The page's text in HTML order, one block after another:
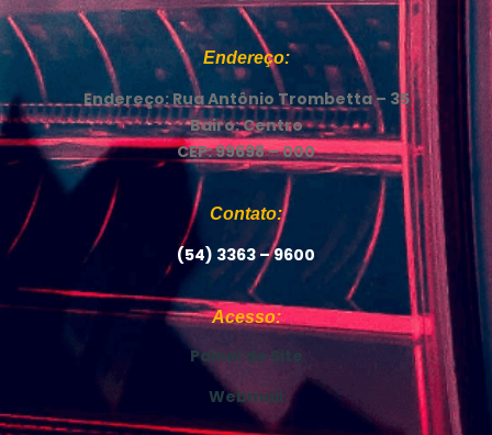
Endereço:
Endereço: Rua Antônio Trombetta – 35
Bairo: Centro
CEP: 99698 – 000
Contato:
(54) 3363 – 9600
Acesso:
Painel do Site
Webmail